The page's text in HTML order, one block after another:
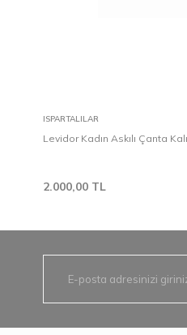
Sepete Ekle
ISPARTALILAR
Levidor Kadın Askılı Çanta
2.000,00 TL